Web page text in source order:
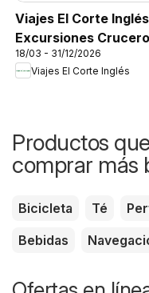
Viajes El Corte Inglés
Excursiones
18/03 - 31/12/2026
Viajes El Corte Inglés
Productos
comprar más
Bicicleta Té
Bebidas